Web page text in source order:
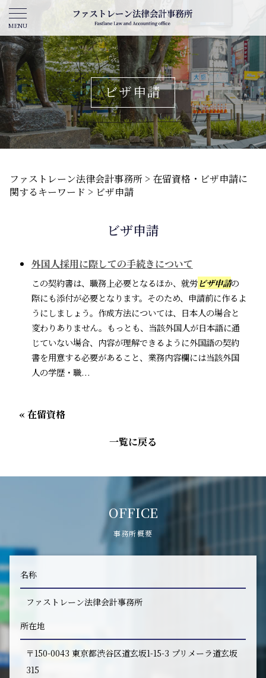
ビザ申請
ファストレーン法律会計事務所 > 在留資格・ビザ申請に
関するキーワード > ビザ申請
ビザ申請
外国人採用に際しての手続きについて
この契約書は、職務上必要となるほか、就労ビザ申請の
際にも添付が必要となります。そのため、申請前に作るよ
うにしましょう。作成方法については、日本人の場合と
変わりありません。もっとも、当該外国人が日本語に通
じていない場合、内容が理解できるように外国語の契約
書を用意する必要があること、業務内容欄には当該外国
人の学歴・職...
« 在留資格
一覧に戻る
OFFICE
事務所概要
名称
ファストレーン法律会計事務所
所在地
〒150-0043 東京都渋谷区道玄坂1-15-3 プリメーラ道玄坂
315